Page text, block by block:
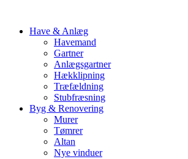
Have & Anlæg
Havemand
Gartner
Anlægsgartner
Hækklipning
Træfældning
Stubfræsning
Byg & Renovering
Murer
Tømrer
Altan
Nye vinduer